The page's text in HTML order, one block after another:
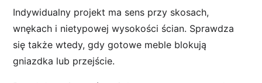
Indywidualny projekt ma sens przy skosach,
wnękach i nietypowej wysokości ścian. Sprawdza
się także wtedy, gdy gotowe meble blokują
gniazdka lub przejście.